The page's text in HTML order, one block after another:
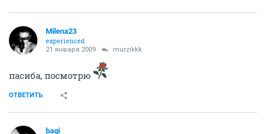
Milena23
experienced
21 января 2009 murzikkk
пасиба, посмотрю
ОТВЕТИТЬ
bagi